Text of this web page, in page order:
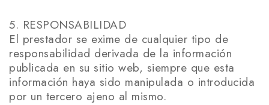
5. RESPONSABILIDAD
El prestador se exime de cualquier tipo de
responsabilidad derivada de la información
publicada en su sitio web, siempre que esta
información haya sido manipulada o introducida
por un tercero ajeno al mismo.